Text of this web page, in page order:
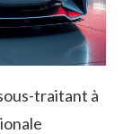
traitant à